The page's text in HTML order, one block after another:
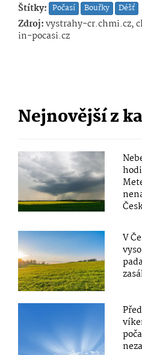
Štítky: Počasí Bouřky Déšť
Zdroj:vystrahy-cr.chmi.cz,
in-pocasi.cz
Nejnovější z
V